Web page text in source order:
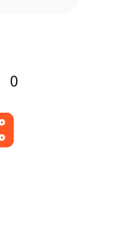
0